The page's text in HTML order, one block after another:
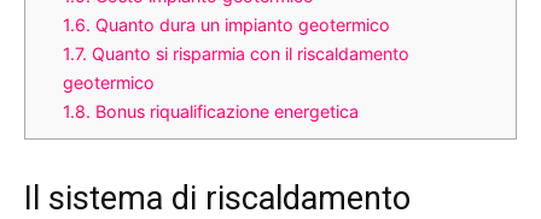
1.6. Quanto dura un impianto geotermico
1.7. Quanto si risparmia con il riscaldamento
geotermico
1.8. Bonus riqualificazione energetica
Il sistema di riscaldamento